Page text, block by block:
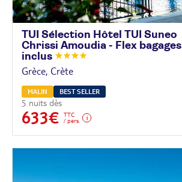
TUI Sélection Hôtel TUI Suneo
Chrissi Amoudia - Flex bagages
inclus
Grèce, Crète
MALIN BEST SELLER
5 nuits dès
633€
TTC
/ pers.